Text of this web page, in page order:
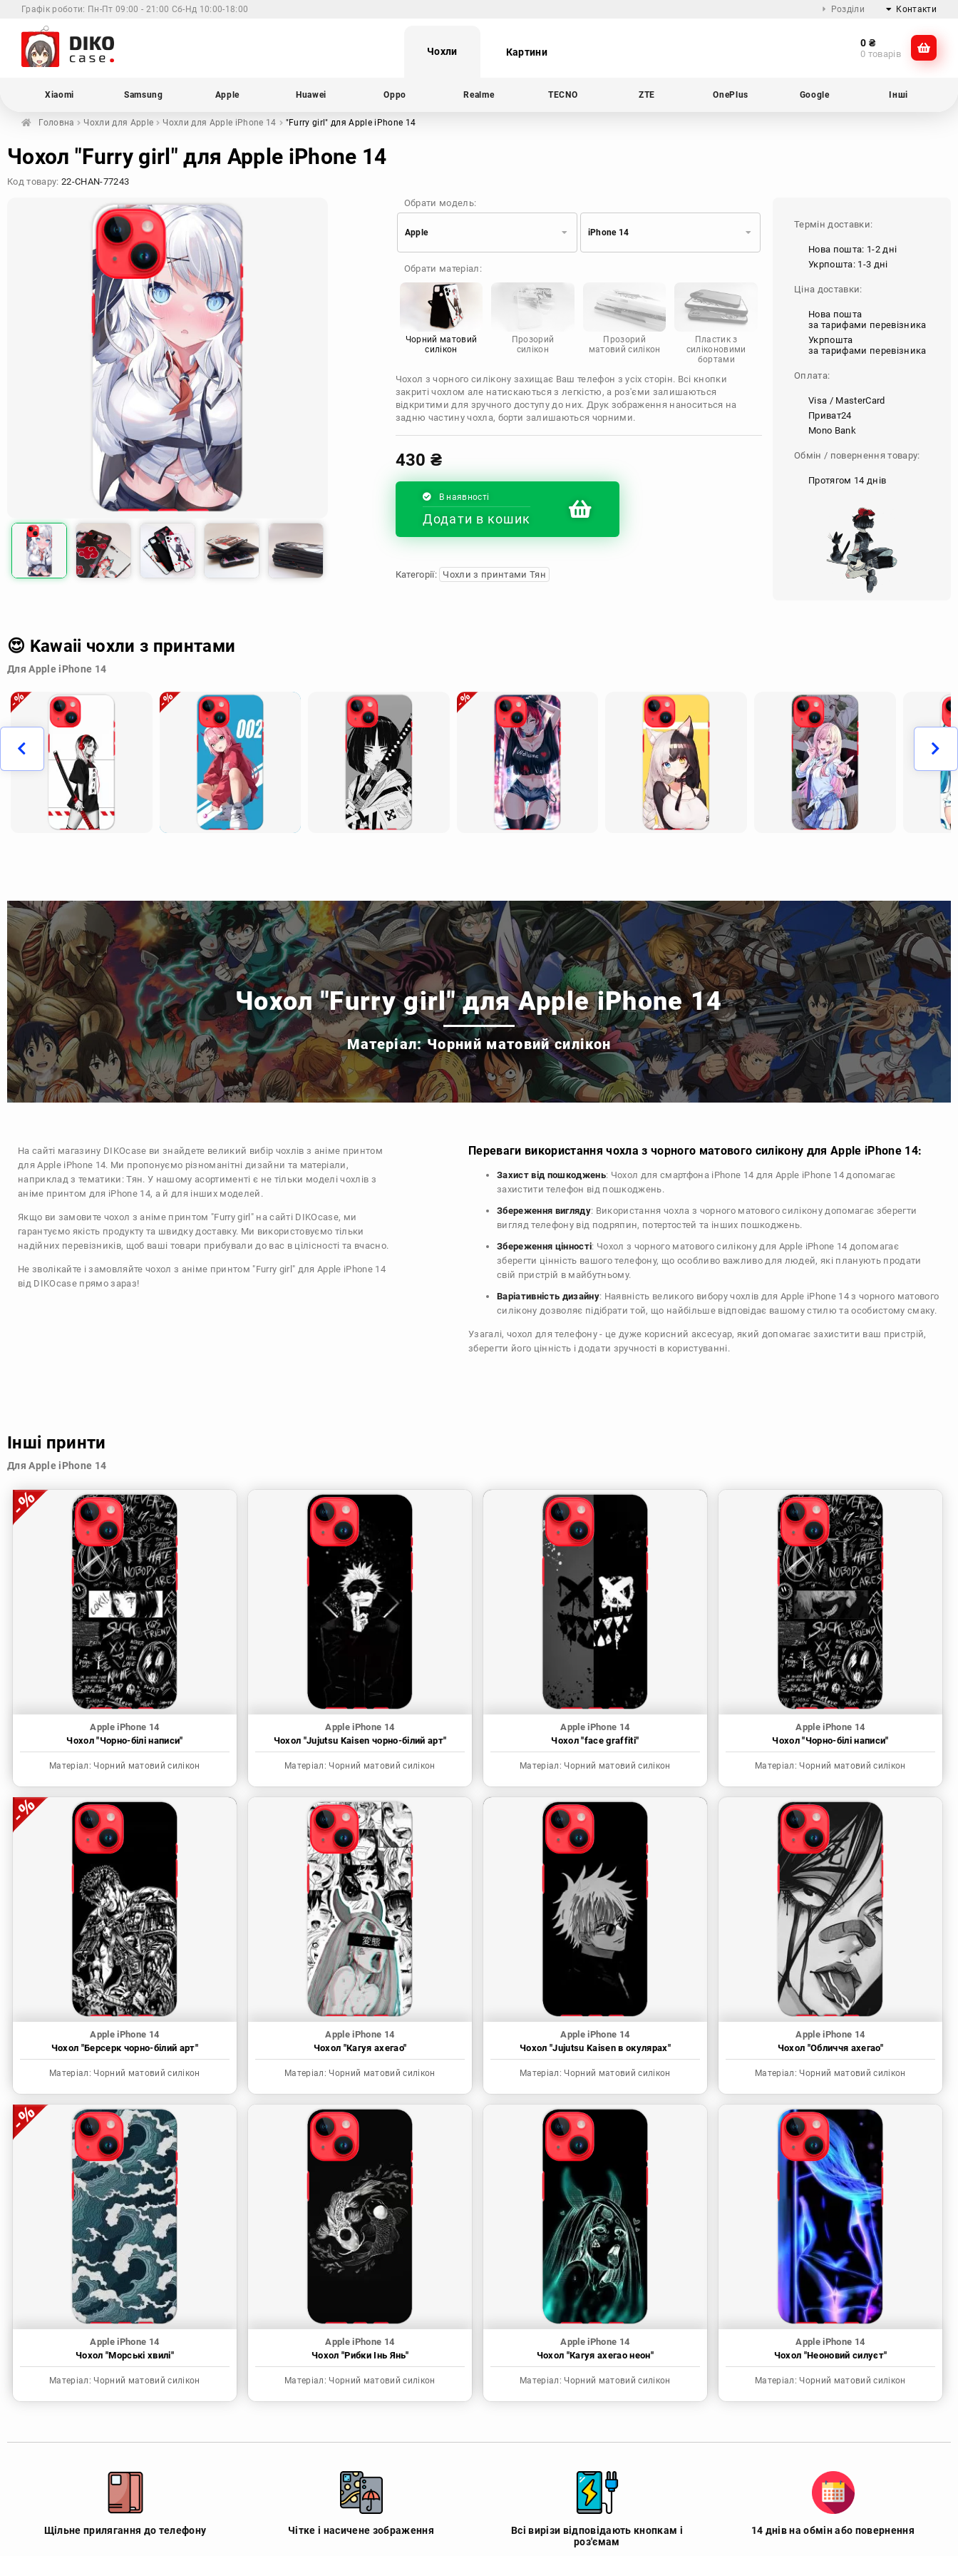
Графік роботи: Пн-Пт 09:00 - 21:00 Сб-Нд 10:00-18:00 Розділи Контакти
@dikocase
Чохли Картини
0 ₴
0 товарів
Xiaomi Samsung Apple Huawei Oppo Realme TECNO ZTE OnePlus Google Інші
Головна Чохли для Apple Чохли для Apple iPhone 14 "Furry girl" для Apple iPhone 14
Чохол "Furry girl" для Apple iPhone 14
Код товару: 22-CHAN-77243
Обрати модель:
Apple
Samsung
Apple
Oppo
Realme
OnePlus
Google
Doogee
Motorola
iPhone 14
Обрати матеріал:
Чорний матовий
силікон
Прозорий
силікон
Прозорий
матовий силікон
Пластик з
силіконовими
бортами
Чохол з чорного силікону захищає Ваш телефон з усіх сторін. Всі кнопки
закриті чохлом але натискаються з легкістю, а роз'єми залишаються
відкритими для зручного доступу до них. Друк зображення наноситься на
задню частину чохла, борти залишаються чорними.
430 ₴
В наявності
Додати в кошик
Категорії: Чохли з принтами Тян
Термін доставки:
Нова пошта: 1-2 дні
Укрпошта: 1-3 дні
Ціна доставки:
Нова пошта
за тарифами перевізника
Укрпошта
за тарифами перевізника
Оплата:
Visa / MasterCard
Приват24
Mono Bank
Обмін / повернення товару:
Протягом 14 днів
😍 Kawaii чохли з принтами
Для Apple iPhone 14
Чохол "Furry girl" для Apple iPhone 14
Матеріал: Чорний матовий силікон
На сайті магазину DIKOcase ви знайдете великий вибір чохлів з аніме принтом
для Apple iPhone 14. Ми пропонуємо різноманітні дизайни та матеріали,
наприклад з тематики:Тян. У нашому асортименті є не тільки моделі чохлів з
аніме принтом для iPhone 14, а й для інших моделей.
Якщо ви замовите чохол з аніме принтом "Furry girl" на сайті DIKOcase, ми
гарантуємо якість продукту та швидку доставку. Ми використовуємо тільки
надійних перевізників, щоб ваші товари прибували до вас в цілісності та вчасно.
Не зволікайте і замовляйте чохол з аніме принтом "Furry girl" для Apple iPhone 14
від DIKOcase прямо зараз!
Переваги використання чохла з чорного матового силікону для Apple iPhone 14:
Захист від пошкоджень: Чохол для смартфона iPhone 14 для Apple iPhone 14 допомагає
захистити телефон від пошкоджень.
Збереження вигляду: Використання чохла з чорного матового силікону допомагає зберегти
вигляд телефону від подряпин, потертостей та інших пошкоджень.
Збереження цінності: Чохол з чорного матового силікону для Apple iPhone 14 допомагає
зберегти цінність вашого телефону, що особливо важливо для людей, які планують продати
свій пристрій в майбутньому.
Варіативність дизайну: Наявність великого вибору чохлів для Apple iPhone 14 з чорного матового
силікону дозволяє підібрати той, що найбільше відповідає вашому стилю та особистому смаку.
Узагалі, чохол для телефону - це дуже корисний аксесуар, який допомагає захистити ваш пристрій,
зберегти його цінність і додати зручності в користуванні.
Інші принти
Для Apple iPhone 14
Apple iPhone 14
Чохол "Чорно-білі написи"
Матеріал: Чорний матовий силікон
Apple iPhone 14
Чохол "Jujutsu Kaisen чорно-білий арт"
Матеріал: Чорний матовий силікон
Apple iPhone 14
Чохол "face graffiti"
Матеріал: Чорний матовий силікон
Apple iPhone 14
Чохол "Чорно-білі написи"
Матеріал: Чорний матовий силікон
Apple iPhone 14
Чохол "Берсерк чорно-білий арт"
Матеріал: Чорний матовий силікон
Apple iPhone 14
Чохол "Кагуя ахегао"
Матеріал: Чорний матовий силікон
Apple iPhone 14
Чохол "Jujutsu Kaisen в окулярах"
Матеріал: Чорний матовий силікон
Apple iPhone 14
Чохол "Обличчя ахегао"
Матеріал: Чорний матовий силікон
Apple iPhone 14
Чохол "Морські хвилі"
Матеріал: Чорний матовий силікон
Apple iPhone 14
Чохол "Рибки Інь Янь"
Матеріал: Чорний матовий силікон
Apple iPhone 14
Чохол "Кагуя ахегао неон"
Матеріал: Чорний матовий силікон
Apple iPhone 14
Чохол "Неоновий силуєт"
Матеріал: Чорний матовий силікон
Щільне прилягання до телефону Чітке і насичене зображення
Всі вирізи відповідають кнопкам і
роз'ємам
14 днів на обмін або повернення